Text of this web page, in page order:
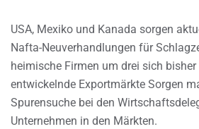
USA, Mexiko und Kanada sorgen
Nafta-Neuverhandlungen für
heimische Firmen um drei sich
entwickelnde Exportmärkte Sorgen
Spurensuche bei den
Unternehmen in den Märkten.